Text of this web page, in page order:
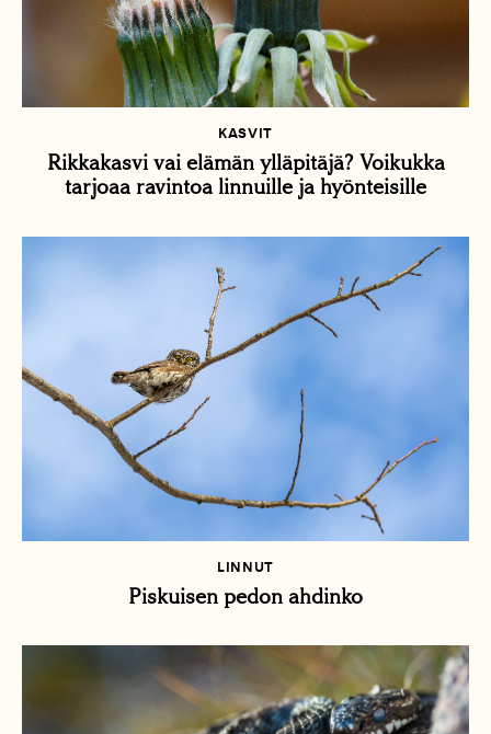
KASVIT
Rikkakasvi vai elämän ylläpitäjä? Voikukka
tarjoaa ravintoa linnuille ja hyönteisille
LINNUT
Piskuisen pedon ahdinko